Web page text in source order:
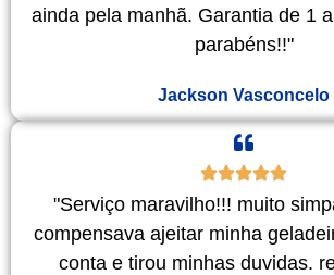
ainda pela manhã. Garantia de 1
parabéns!!"
Jackson Vasconcelo
"Serviço maravilho!!! muito
compensava ajeitar minha
conta e tirou minhas duvidas.